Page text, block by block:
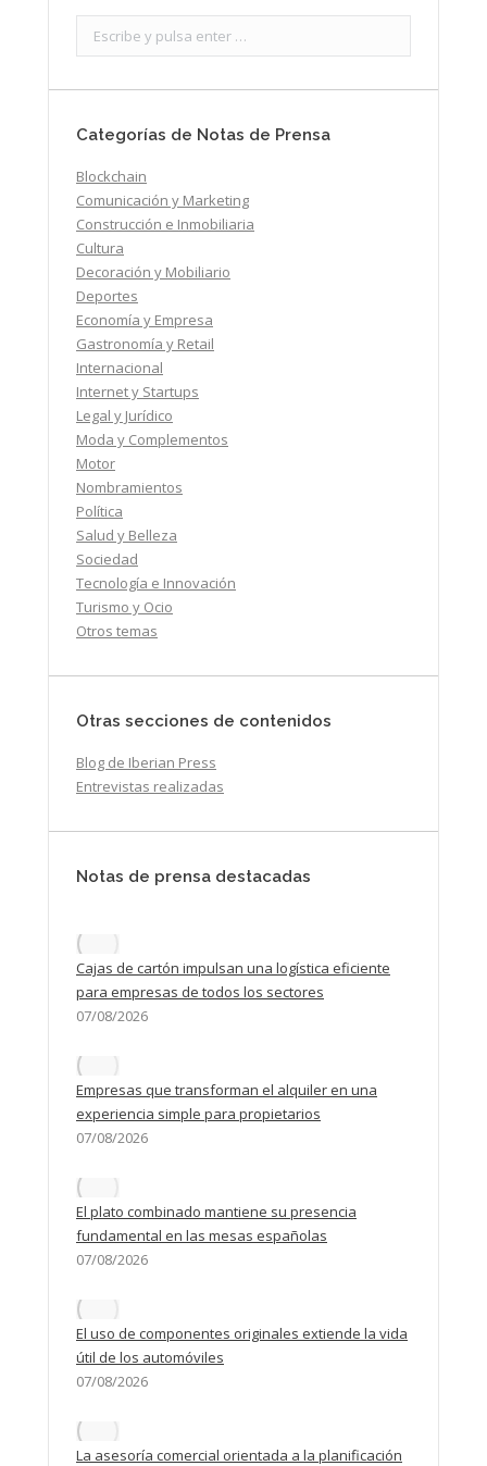
Categorías de Notas de Prensa
Blockchain
Comunicación y Marketing
Construcción e Inmobiliaria
Cultura
Decoración y Mobiliario
Deportes
Economía y Empresa
Gastronomía y Retail
Internacional
Internet y Startups
Legal y Jurídico
Moda y Complementos
Motor
Nombramientos
Política
Salud y Belleza
Sociedad
Tecnología e Innovación
Turismo y Ocio
Otros temas
Otras secciones de contenidos
Blog de Iberian Press
Entrevistas realizadas
Notas de prensa destacadas
Cajas de cartón impulsan una logística eficiente
para empresas de todos los sectores
07/08/2026
Empresas que transforman el alquiler en una
experiencia simple para propietarios
07/08/2026
El plato combinado mantiene su presencia
fundamental en las mesas españolas
07/08/2026
El uso de componentes originales extiende la vida
útil de los automóviles
07/08/2026
La asesoría comercial orientada a la planificación